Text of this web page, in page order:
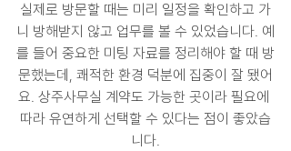
실제로 방문할 때는 미리 일정을 확인하고 가
니 방해받지 않고 업무를 볼 수 있었습니다. 예
를 들어 중요한 미팅 자료를 정리해야 할 때 방
문했는데, 쾌적한 환경 덕분에 집중이 잘 됐어
요. 상주사무실 계약도 가능한 곳이라 필요에
따라 유연하게 선택할 수 있다는 점이 좋았습
니다.